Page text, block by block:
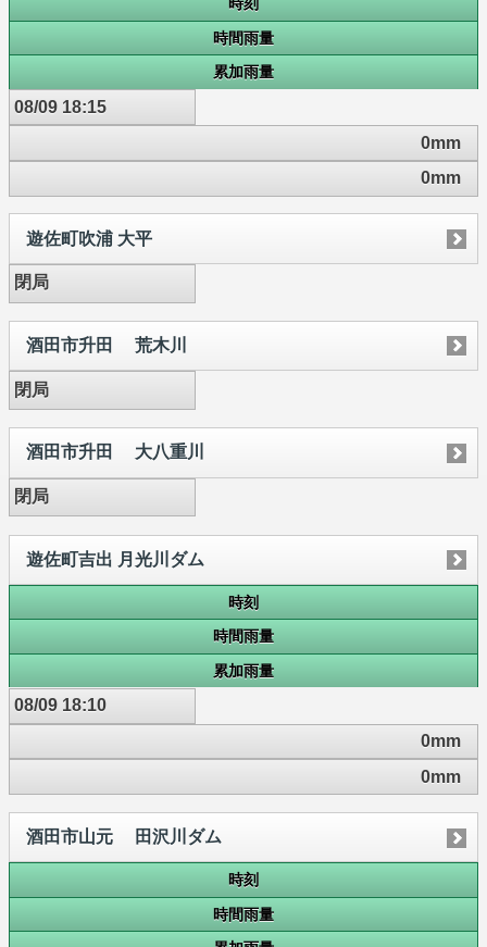
時間雨量
累加雨量
08/09 18:15
0mm
0mm
遊佐町吹浦 大平
閉局
酒田市升田 荒木川
閉局
酒田市升田 大八重川
閉局
遊佐町吉出 月光川ダム
時刻
時間雨量
累加雨量
08/09 18:10
0mm
0mm
酒田市山元 田沢川ダム
時刻
時間雨量